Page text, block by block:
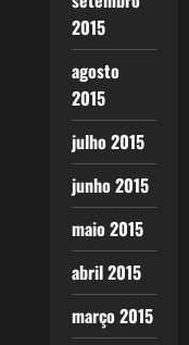
2015
agosto
2015
julho 2015
junho 2015
maio 2015
abril 2015
março 2015